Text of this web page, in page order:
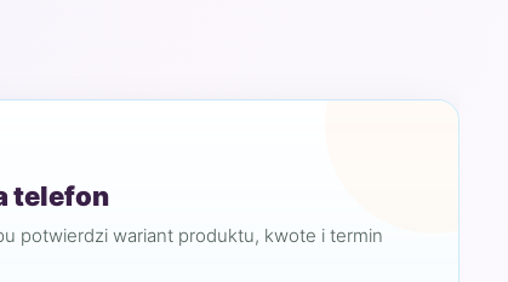
telefon
potwierdzi wariant produktu, kwote i termin